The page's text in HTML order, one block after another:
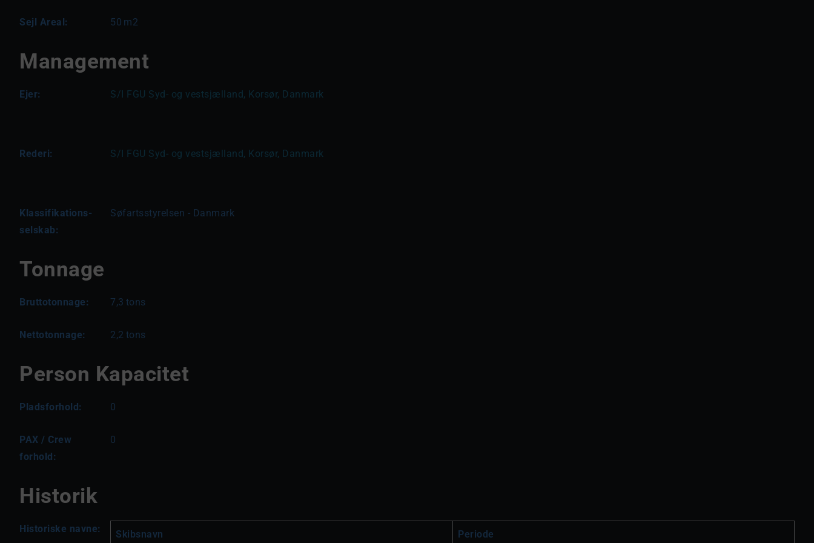
Sejl Areal: 50 m2
Management
Ejer: S/I FGU Syd- og vestsjælland, Korsør, Danmark
Rederi: S/I FGU Syd- og vestsjælland, Korsør, Danmark
Klassifikations-
selskab:
Søfartsstyrelsen - Danmark
Tonnage
Bruttotonnage: 7,3 tons
Nettotonnage: 2,2 tons
Person Kapacitet
Pladsforhold: 0
PAX / Crew
forhold:
0
Historik
Historiske navne: Skibsnavn Periode